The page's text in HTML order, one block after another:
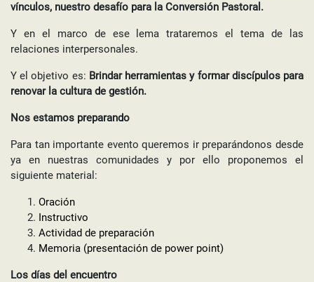
vínculos, nuestro desafío para la Conversión Pastoral.
Y en el marco de ese lema trataremos el tema de las
relaciones interpersonales.
Y el objetivo es: Brindar herramientas y formar discípulos para
renovar la cultura de gestión.
Nos estamos preparando
Para tan importante evento queremos ir preparándonos desde
ya en nuestras comunidades y por ello proponemos el
siguiente material:
Oración
Instructivo
Actividad de preparación
Memoria (presentación de power point)
Los días del encuentro